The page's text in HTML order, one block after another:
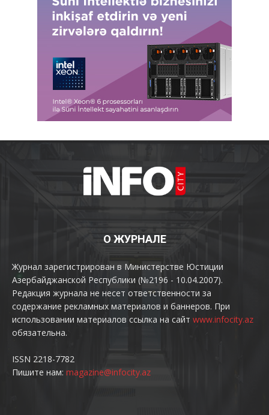
О ЖУРНАЛЕ
Журнал зарегистрирован в Министерстве Юстиции
Азербайджанской Республики (№2196 - 10.04.2007).
Редакция журнала не несет ответственности за
содержание рекламных материалов и баннеров. При
использовании материалов ссылка на сайт www.infocity.az
обязательна.
ISSN 2218-7782
Пишите нам: magazine@infocity.az